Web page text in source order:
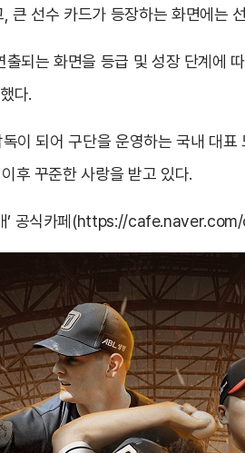
큰 선수 카드가 등장하는 화면에는
되는 화면을 등급 및 성장 단계에
다.
이 되어 구단을 운영하는 국내 대
후 꾸준한 사랑을 받고 있다.
’ 공식카페(https://cafe.naver.com/